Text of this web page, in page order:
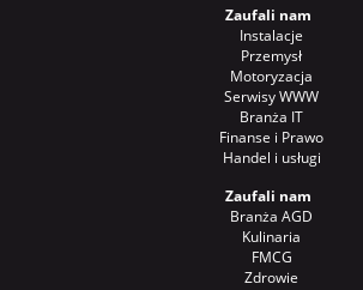
Zaufali nam
Instalacje
Przemysł
Motoryzacja
Serwisy WWW
Branża IT
Finanse i Prawo
Handel i usługi
Zaufali nam
Branża AGD
Kulinaria
FMCG
Zdrowie